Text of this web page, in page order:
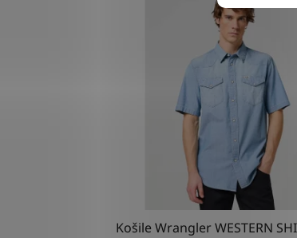
Košile Wrangler WESTERN